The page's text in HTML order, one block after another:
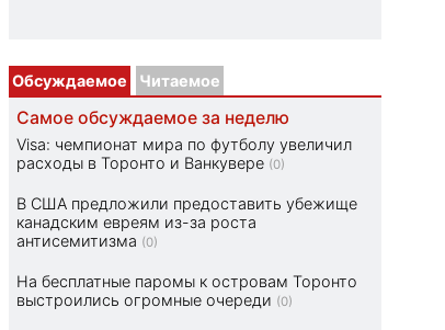
Обсуждаемое Читаемое
Самое обсуждаемое за неделю
Visa: чемпионат мира по футболу увеличил
расходы в Торонто и Ванкувере (0)
В США предложили предоставить убежище
канадским евреям из-за роста
антисемитизма (0)
На бесплатные паромы к островам Торонто
выстроились огромные очереди (0)